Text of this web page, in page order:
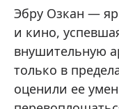
Эбру Озкан —
и кино,
внушительную
только в
оценили ее